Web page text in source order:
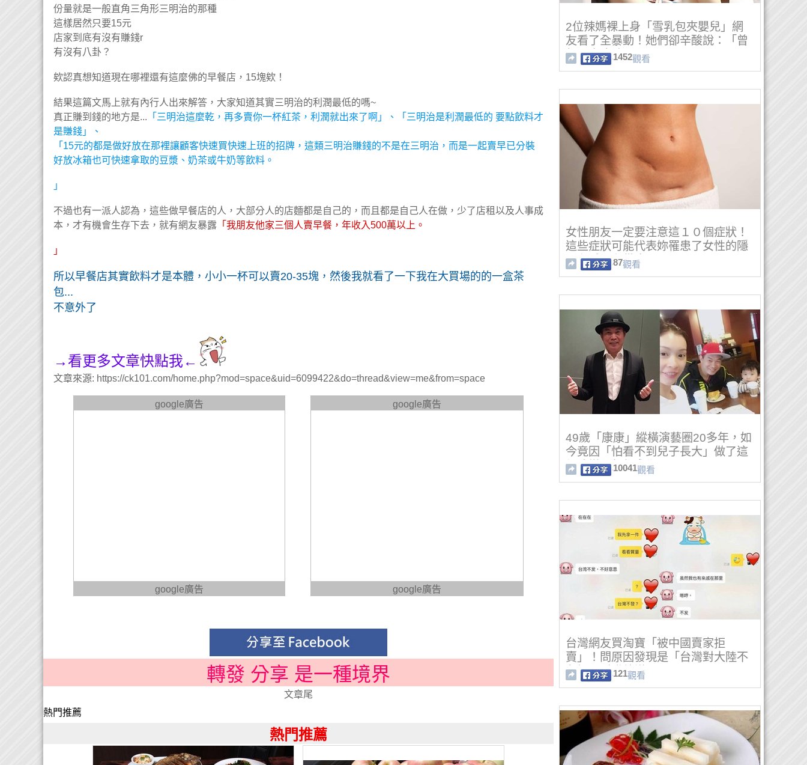
份量就是一般直角三角形三明治的那種
這樣居然只要15元
店家到底有沒有賺錢r
有沒有八卦？
欸認真想知道現在哪裡還有這麼佛的早餐店，15塊欸！
結果這篇文馬上就有內行人出來解答，大家知道其實三明治的利潤最低的嗎~
真正賺到錢的地方是... 「三明治這麼乾，再多賣你一杯紅茶，利潤就出來了啊」、「三明治是利潤最低的 要點飲料才
是賺錢」、
「15元的都是做好放在那裡讓顧客快速買快速上班的招牌，這類三明治賺錢的不是在三明治，而是一起賣早已分裝
好放冰箱也可快速拿取的豆漿、奶茶或牛奶等飲料。
」
不過也有一派人認為，這些做早餐店的人，大部分人的店麵都是自己的，而且都是自己人在做，少了店租以及人事成
本，才有機會生存下去，就有網友暴露 「我朋友他家三個人賣早餐，年收入500萬以上。
」
所以早餐店其實飲料才是本體，小小一杯可以賣20-35塊，然後我就看了一下我在大買場的的一盒茶
包...
不意外了
→看更多文章快點我←
文章來源: https://ck101.com/home.php?mod=space&uid=6099422&do=thread&view=me&from=space
google廣告
google廣告
google廣告
google廣告
轉發 分享 是一種境界
文章尾
熱門推薦
熱門推薦
2位辣媽裸上身「雪乳包夾嬰兒」網
友看了全暴動！她們卻辛酸說：「曾
想要去墮胎....」
1452觀看
女性朋友一定要注意這１０個症狀！
這些症狀可能代表妳罹患了女性的隱
形殺手：卵巢癌
87觀看
49歲「康康」縱橫演藝圈20多年，如
今竟因「怕看不到兒子長大」做了這
個改變...令人感動！
10041觀看
台灣網友買淘寶「被中國賣家拒
賣」！問原因發現是「台灣對大陸不
友好」引發熱議！
121觀看